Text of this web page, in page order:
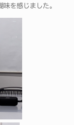
を感じました。